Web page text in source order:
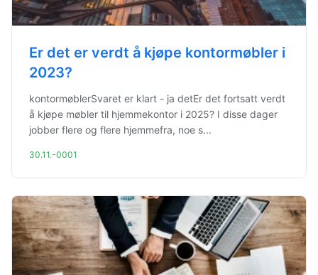
Er det er verdt å kjøpe kontormøbler i
2023?
kontormøblerSvaret er klart - ja detEr det fortsatt verdt
å kjøpe møbler til hjemmekontor i 2025? I disse dager
jobber flere og flere hjemmefra, noe s...
30.11.-0001